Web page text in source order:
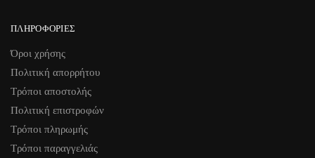
ΠΛΗΡΟΦΟΡΊΕΣ
Όροι χρήσης
Πολιτική απορρήτου
Τρόποι αποστολής
Πολιτική επιστροφών
Τρόποι πληρωμής
Τρόποι παραγγελιάς